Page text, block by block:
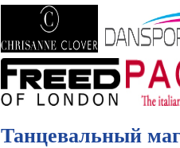
Танцевальный